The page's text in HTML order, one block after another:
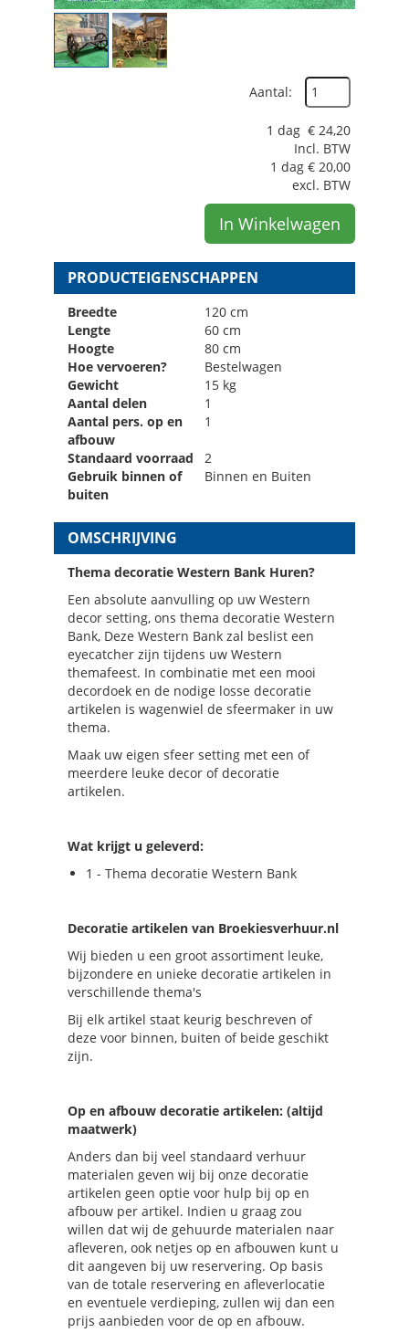
Aantal:
1 dag € 24,20
Incl. BTW
1 dag € 20,00
excl. BTW
In Winkelwagen
PRODUCTEIGENSCHAPPEN
Breedte
120 cm
Lengte
60 cm
Hoogte
80 cm
Hoe vervoeren?
Bestelwagen
Gewicht
15 kg
Aantal delen
1
Aantal pers. op en
afbouw
1
Standaard voorraad
2
Gebruik binnen of
buiten
Binnen en Buiten
OMSCHRIJVING
Thema decoratie Western Bank Huren?
Een absolute aanvulling op uw Western
decor setting, ons thema decoratie Western
Bank, Deze Western Bank zal beslist een
eyecatcher zijn tijdens uw Western
themafeest. In combinatie met een mooi
decordoek en de nodige losse decoratie
artikelen is wagenwiel de sfeermaker in uw
thema.
Maak uw eigen sfeer setting met een of
meerdere leuke decor of decoratie
artikelen.
Wat krijgt u geleverd:
1 - Thema decoratie Western Bank
Decoratie artikelen van Broekiesverhuur.nl
Wij bieden u een groot assortiment leuke,
bijzondere en unieke decoratie artikelen in
verschillende thema's
Bij elk artikel staat keurig beschreven of
deze voor binnen, buiten of beide geschikt
zijn.
Op en afbouw decoratie artikelen: (altijd
maatwerk)
Anders dan bij veel standaard verhuur
materialen geven wij bij onze decoratie
artikelen geen optie voor hulp bij op en
afbouw per artikel. Indien u graag zou
willen dat wij de gehuurde materialen naar
afleveren, ook netjes op en afbouwen kunt u
dit aangeven bij uw reservering. Op basis
van de totale reservering en afleverlocatie
en eventuele verdieping, zullen wij dan een
prijs aanbieden voor de op en afbouw.